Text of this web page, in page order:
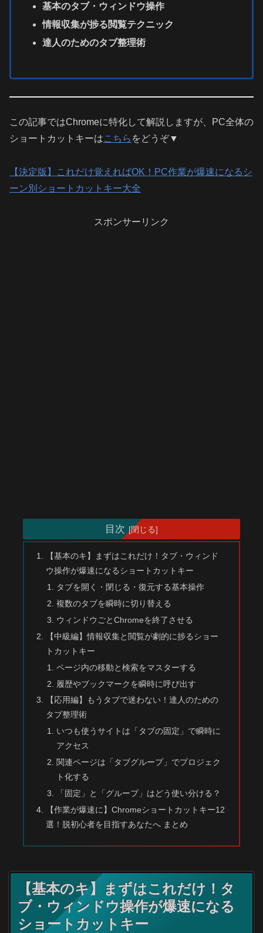
基本のタブ・ウィンドウ操作
情報収集が捗る閲覧テクニック
達人のためのタブ整理術
この記事ではChromeに特化して解説しますが、PC全体の
ショートカットキーはこちら をどうぞ▼
【決定版】これだけ覚えればOK！PC作業が爆速になるシ
ーン別ショートカットキー大全
スポンサーリンク
目次
【基本のキ】まずはこれだけ！タブ・ウィンド
ウ操作が爆速になるショートカットキー
タブを開く・閉じる・復元する基本操作
複数のタブを瞬時に切り替える
ウィンドウごとChromeを終了させる
【中級編】情報収集と閲覧が劇的に捗るショー
トカットキー
ページ内の移動と検索をマスターする
履歴やブックマークを瞬時に呼び出す
【応用編】もうタブで迷わない！達人のための
タブ整理術
いつも使うサイトは「タブの固定」で瞬時に
アクセス
関連ページは「タブグループ」でプロジェク
ト化する
「固定」と「グループ」はどう使い分ける？
【作業が爆速に】Chromeショートカットキー12
選！脱初心者を目指すあなたへ まとめ
【基本のキ】まずはこれだけ！タ
ブ・ウィンドウ操作が爆速になる
ショートカットキー